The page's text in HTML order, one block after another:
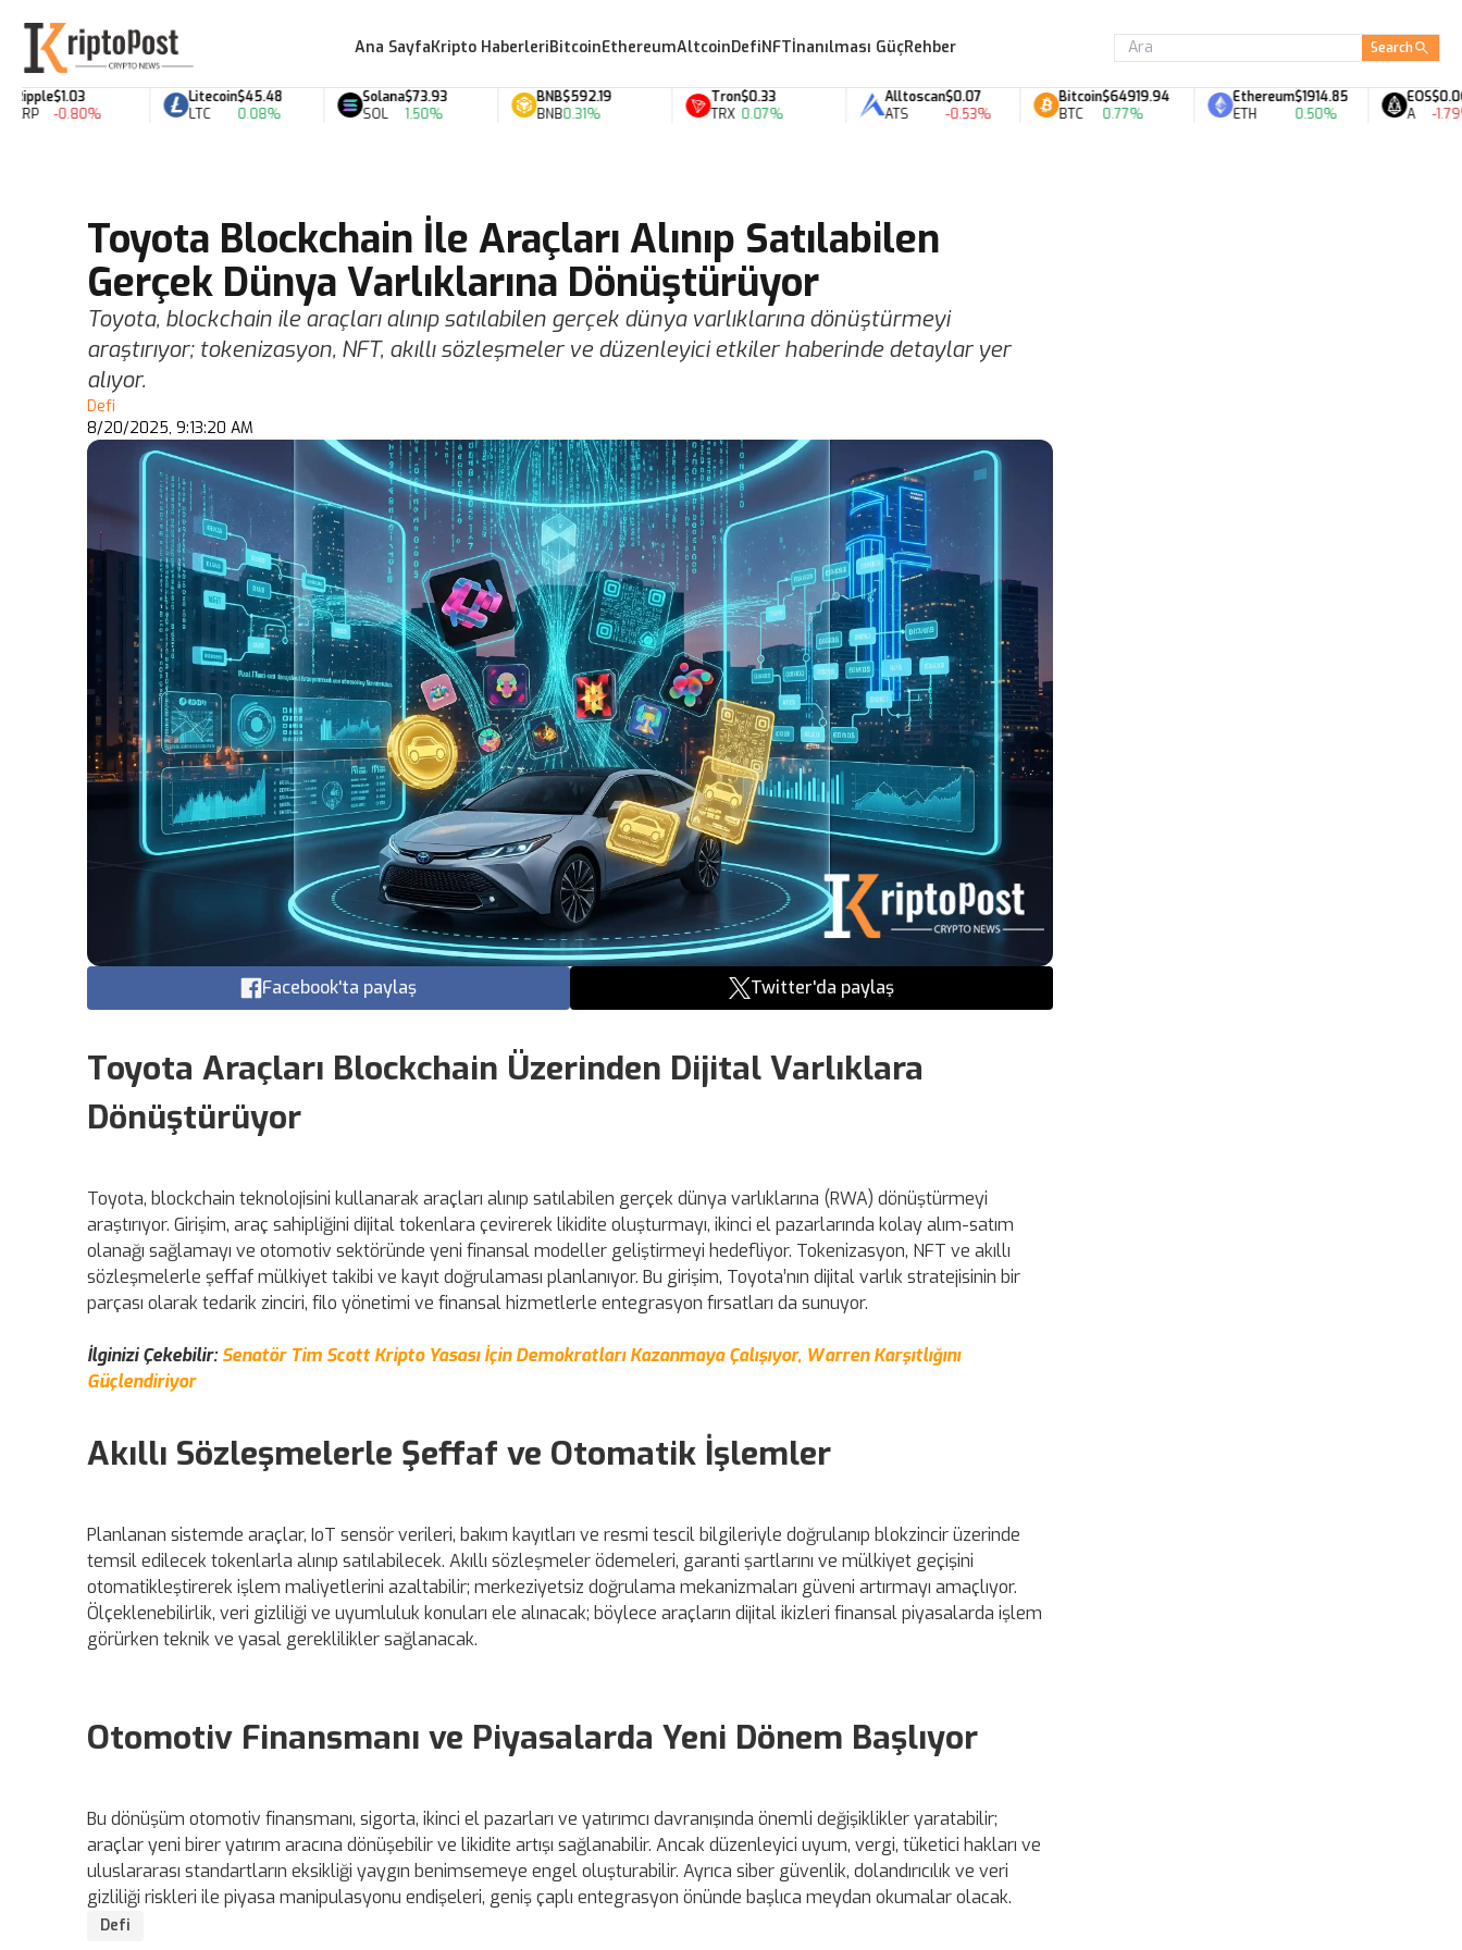
Ana SayfaKripto HaberleriBitcoinEthereumAltcoinDefiNFTİnanılması GüçRehber Search
$1.03
-0.80%
Litecoin
LTC
$45.48
0.08%
Solana
SOL
$73.93
1.50%
BNB
BNB
$592.19
0.31%
Tron
TRX
$0.33
0.07%
Alltoscan
ATS
$0.07
-0.53%
Bitcoin
BTC
$64919.94
0.77%
Ethereum
ETH
$1914.85
0.50%
EOS$0.06
-1.79%
Toyota Blockchain İle Araçları Alınıp Satılabilen
Gerçek Dünya Varlıklarına Dönüştürüyor
Toyota, blockchain ile araçları alınıp satılabilen gerçek dünya varlıklarına dönüştürmeyi
araştırıyor; tokenizasyon, NFT, akıllı sözleşmeler ve düzenleyici etkiler haberinde detaylar yer
alıyor.
Defi
8/20/2025, 9:13:20 AM
Facebook'ta paylaş Twitter'da paylaş
Toyota Araçları Blockchain Üzerinden Dijital Varlıklara
Dönüştürüyor
Toyota, blockchain teknolojisini kullanarak araçları alınıp satılabilen gerçek dünya varlıklarına (RWA) dönüştürmeyi
araştırıyor. Girişim, araç sahipliğini dijital tokenlara çevirerek likidite oluşturmayı, ikinci el pazarlarında kolay alım-satım
olanağı sağlamayı ve otomotiv sektöründe yeni finansal modeller geliştirmeyi hedefliyor. Tokenizasyon, NFT ve akıllı
sözleşmelerle şeffaf mülkiyet takibi ve kayıt doğrulaması planlanıyor. Bu girişim, Toyota’nın dijital varlık stratejisinin bir
parçası olarak tedarik zinciri, filo yönetimi ve finansal hizmetlerle entegrasyon fırsatları da sunuyor.
İlginizi Çekebilir:Senatör Tim Scott Kripto Yasası İçin Demokratları Kazanmaya Çalışıyor, Warren Karşıtlığını
Güçlendiriyor
Akıllı Sözleşmelerle Şeffaf ve Otomatik İşlemler
Planlanan sistemde araçlar, IoT sensör verileri, bakım kayıtları ve resmi tescil bilgileriyle doğrulanıp blokzincir üzerinde
temsil edilecek tokenlarla alınıp satılabilecek. Akıllı sözleşmeler ödemeleri, garanti şartlarını ve mülkiyet geçişini
otomatikleştirerek işlem maliyetlerini azaltabilir; merkeziyetsiz doğrulama mekanizmaları güveni artırmayı amaçlıyor.
Ölçeklenebilirlik, veri gizliliği ve uyumluluk konuları ele alınacak; böylece araçların dijital ikizleri finansal piyasalarda işlem
görürken teknik ve yasal gereklilikler sağlanacak.
Otomotiv Finansmanı ve Piyasalarda Yeni Dönem Başlıyor
Bu dönüşüm otomotiv finansmanı, sigorta, ikinci el pazarları ve yatırımcı davranışında önemli değişiklikler yaratabilir;
araçlar yeni birer yatırım aracına dönüşebilir ve likidite artışı sağlanabilir. Ancak düzenleyici uyum, vergi, tüketici hakları ve
uluslararası standartların eksikliği yaygın benimsemeye engel oluşturabilir. Ayrıca siber güvenlik, dolandırıcılık ve veri
gizliliği riskleri ile piyasa manipulasyonu endişeleri, geniş çaplı entegrasyon önünde başlıca meydan okumalar olacak.
Defi